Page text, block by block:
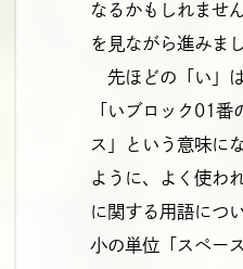
なるかもしれませ
を見ながら進みま
先ほどの「い」
「いブロック01番
ス」という意味に
ように、よく使わ
に関する用語につ
小の単位「スペー